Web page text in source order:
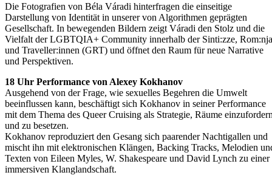
Die Fotografien von Béla Váradi hinterfragen die einseitige
Darstellung von Identität in unserer von Algorithmen geprägten
Gesellschaft. In bewegenden Bildern zeigt Váradi den Stolz und die
Vielfalt der LGBTQIA+ Community innerhalb der Sinti:zze, Rom:nja
und Traveller:innen (GRT) und öffnet den Raum für neue Narrative
und Perspektiven.
18 Uhr Performance von Alexey Kokhanov
Ausgehend von der Frage, wie sexuelles Begehren die Umwelt
beeinflussen kann, beschäftigt sich Kokhanov in seiner Performance
mit dem Thema des Queer Cruising als Strategie, Räume
und zu besetzen.
Kokhanov reproduziert den Gesang sich paarender Nachtigallen und
mischt ihn mit elektronischen Klängen, Backing Tracks, Melodien
Texten von Eileen Myles, W. Shakespeare und David Lynch zu einer
immersiven Klanglandschaft.